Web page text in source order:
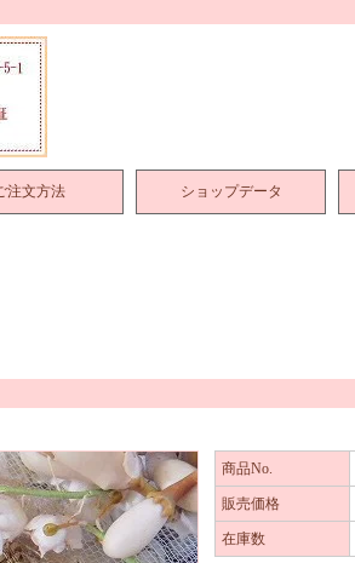
注文方法 ショップデータ
商品No.
販売価格
在庫数